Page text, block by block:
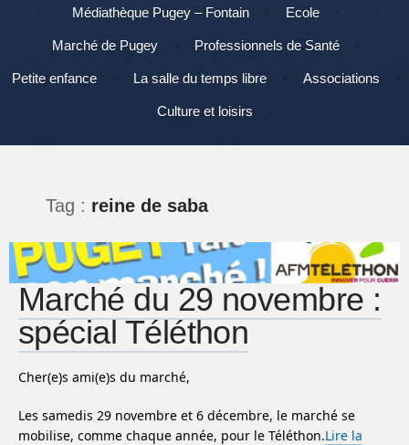
Médiathèque Pugey – Fontain Ecole
Marché de Pugey Professionnels de Santé
Petite enfance La salle du temps libre Associations
Culture et loisirs
Tag : reine de saba
Marché du 29 novembre :
spécial Téléthon
Cher(e)s ami(e)s du marché,
Les samedis 29 novembre et 6 décembre, le marché se
mobilise, comme chaque année, pour le Téléthon.Lire la